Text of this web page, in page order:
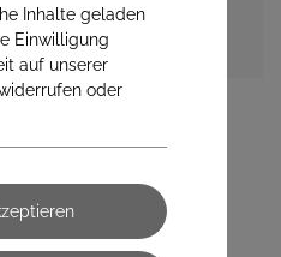
(50 ml)
Inhalte geladen
Einwilligung
auf unserer
oder